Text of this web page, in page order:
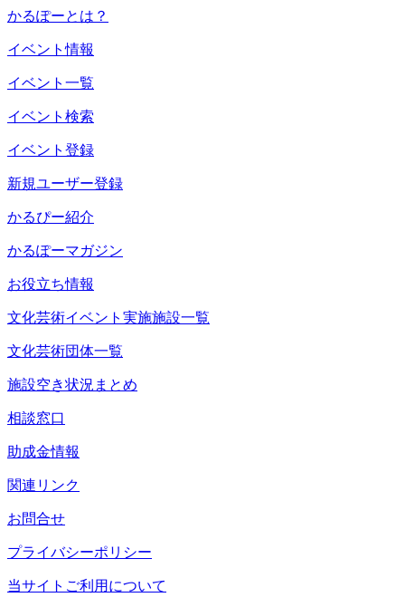
かるぽーとは？
イベント情報
イベント一覧
イベント検索
イベント登録
新規ユーザー登録
かるぴー紹介
かるぽーマガジン
お役立ち情報
文化芸術イベント実施施設一覧
文化芸術団体一覧
施設空き状況まとめ
相談窓口
助成金情報
関連リンク
お問合せ
プライバシーポリシー
当サイトご利用について